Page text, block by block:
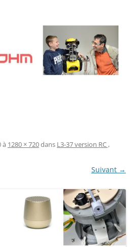
à 1280 × 720dans L3-37 version RC ,
Suivant →